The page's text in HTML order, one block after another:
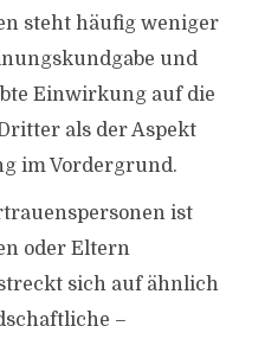
steht häufig weniger
und
Einwirkung auf die
als der Aspekt
im Vordergrund.
ist
oder Eltern
sich auf ähnlich
–